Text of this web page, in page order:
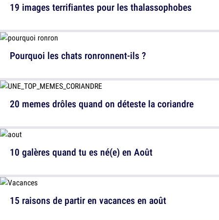
19 images terrifiantes pour les thalassophobes
20 memes drôles quand on déteste la coriandre
15 raisons de partir en vacances en août
Pourquoi les chats ronronnent-ils ?
10 galères quand tu es né(e) en Août